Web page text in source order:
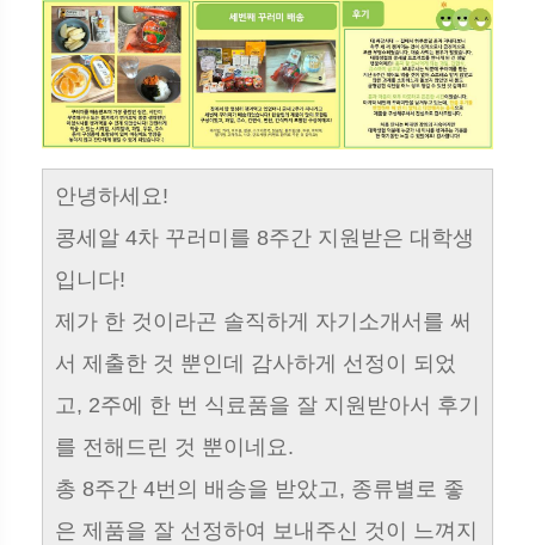
안녕하세요!
콩세알 4차 꾸러미를 8주간 지원받은 대학생
입니다!
제가 한 것이라곤 솔직하게 자기소개서를 써
서 제출한 것 뿐인데 감사하게 선정이 되었
고, 2주에 한 번 식료품을 잘 지원받아서 후기
를 전해드린 것 뿐이네요.
총 8주간 4번의 배송을 받았고, 종류별로 좋
은 제품을 잘 선정하여 보내주신 것이 느껴지